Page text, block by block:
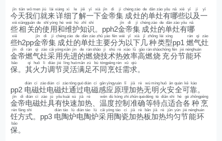
今
jīn
天
tiān
我
wǒ
们
men
就
jiù
来
lái
详
xiáng
细
xì
了
le
解
jiě
一
yī
下
xià
金
jīn
帝
dì
集
jí
成
chéng
灶
zào
的
de
单
dān
灶
zào
有
yǒu
哪
nǎ
些
xiē
以
yǐ
及
jí
一
yī
些
xiē
相
xiāng
关
guān
的
de
使
shǐ
用
yòng
和
hé
维
wéi
护
hù
知
zhī
识
shí
。pph2金
jīn
帝
dì
集
jí
成
chéng
灶
zào
的
de
单
dān
灶
zào
有
yǒu
哪
nǎ
些
xiē
h2pp金
jīn
帝
dì
集
jí
成
chéng
灶
zào
的
de
单
dān
灶
zào
主
zhǔ
要
yào
分
fēn
为
wèi
以
yǐ
下
xià
几
jǐ
种
zhǒng
类
lèi
型
xíng
pp1燃
rán
气
qì
灶
zào
金
jīn
帝
dì
燃
rán
气
qì
灶
zào
采
cǎi
用
yòng
先
xiān
进
jìn
的
de
燃
rán
烧
shāo
技
jì
术
shù
热
rè
效
xiào
率
lǜ
高
gāo
燃
rán
烧
shāo
充
chōng
分
fēn
节
jié
能
néng
环
huán
保
bǎo
。其
qí
火
huǒ
力
lì
调
diào
节
jié
灵
líng
活
huó
满
mǎn
足
zú
不
bù
同
tóng
烹
pēng
饪
rèn
需
xū
求
qiú
。
pp2 电
diàn
磁
cí
灶
zào
电
diàn
磁
cí
灶
zào
通
tōng
过
guò
电
diàn
磁
cí
感
gǎn
应
yīng
原
yuán
理
lǐ
加
jiā
热
rè
无
wú
明
míng
火
huǒ
安
ān
全
quán
可
kě
靠
kào
。
金
jīn
帝
dì
电
diàn
磁
cí
灶
zào
具
jù
有
yǒu
快
kuài
速
sù
加
jiā
热
rè
、温
wēn
度
dù
控
kòng
制
zhì
准
zhǔn
确
què
等
děng
特
tè
点
diǎn
适
shì
合
hé
各
gè
种
zhǒng
烹
pēng
饪
rèn
方
fāng
式
shì
。pp3 电
diàn
陶
táo
炉
lú
电
diàn
陶
táo
炉
lú
采
cǎi
用
yòng
陶
táo
瓷
cí
加
jiā
热
rè
板
bǎn
加
jiā
热
rè
均
jūn
匀
yún
节
jié
能
néng
环
huán
保
bǎo
。